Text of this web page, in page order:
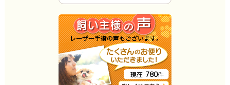
現在 780件